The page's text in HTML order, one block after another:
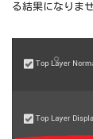
る結果になりませ